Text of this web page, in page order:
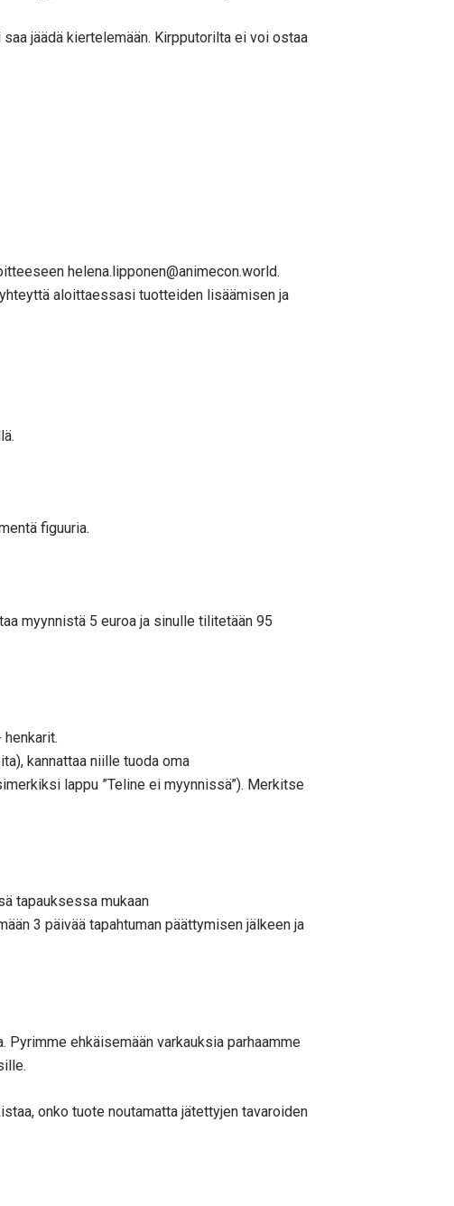
jäädä kiertelemään. Kirpputorilta ei voi ostaa
helena.lipponen@animecon.world.
aloittaessasi tuotteiden lisäämisen ja
figuuria.
myynnistä 5 euroa ja sinulle tilitetään 95
kannattaa niille tuoda oma
lappu ”Teline ei myynnissä”). Merkitse
tapauksessa mukaan
3 päivää tapahtuman päättymisen jälkeen ja
ehkäisemään varkauksia parhaamme
onko tuote noutamatta jätettyjen tavaroiden